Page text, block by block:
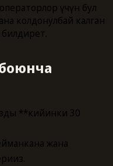
үчүн бул
колдонулбай калган
**кийинки 30
жана